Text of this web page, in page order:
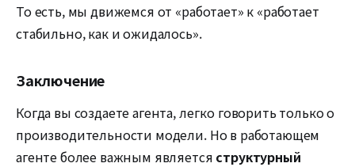
То есть, мы движемся от «работает» к «работает
стабильно, как и ожидалось».
Заключение
Когда вы создаете агента, легко говорить только о
производительности модели. Но в работающем
агенте более важным является структурный